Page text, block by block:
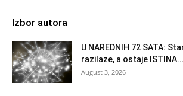
Izbor autora
U NAREDNIH 72 SATA:
razilaze, a ostaje ISTINA...
August 3, 2026